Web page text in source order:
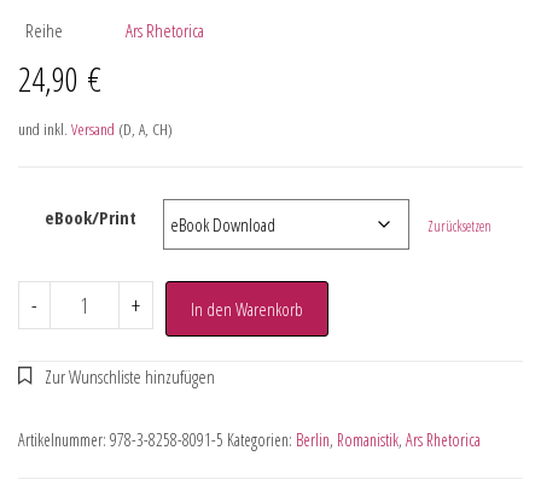
Reihe
Ars Rhetorica
24,90 €
und inkl. Versand (D, A, CH)
eBook/Print Zurücksetzen
- + In den Warenkorb
Artikelnummer: 978-3-8258-8091-5 Kategorien: Berlin, Romanistik, Ars Rhetorica